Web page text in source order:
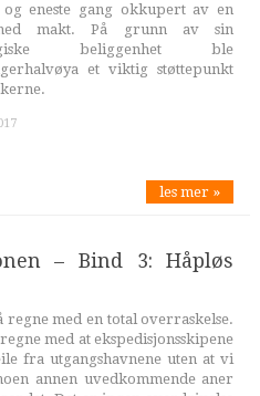
og eneste gang okkupert av en
makt. På grunn av sin
beliggenhet ble
et viktig støttepunkt
les mer »
– Bind 3: Håpløs
regne med en total overraskelse.
med at ekspedisjonsskipene
fra utgangshavnene uten at vi
annen uvedkommende aner